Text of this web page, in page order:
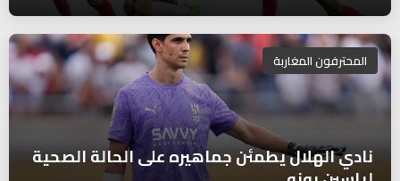
المحترفون المغاربة
نادي الهلال يطمئن جماهيره على الحالة الصحية